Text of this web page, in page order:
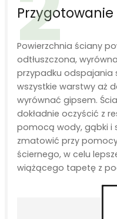
Powierzchnia ściany
odtłuszczona,
przypadku odspajania
wszystkie warstwy aż
wyrównać gipsem.
dokładnie oczyścić z
pomocą wody, gąbki i
zmatowić przy
ściernego, w celu
wiążącego tapetę z